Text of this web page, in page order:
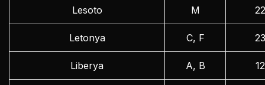
Lesoto M
Letonya C, F
Liberya A, B